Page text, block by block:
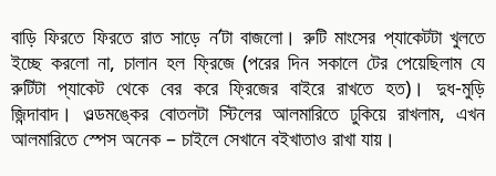
বাড়ি ফিরতে ফিরতে রাত সাড়ে ন’টা বাজলো। রুটি মাংসের প্যাকেটটা খুলতে
ইচ্ছে করলো না, চালান হল ফ্রিজে (পরের দিন সকালে টের পেয়েছিলাম যে
রুটিটা প্যাকেট থেকে বের করে ফ্রিজের বাইরে রাখতে হত)। দুধ-মুড়ি
জিন্দাবাদ। ওল্ডমঙ্কের বোতলটা স্টিলের আলমারিতে ঢুকিয়ে রাখলাম, এখন
আলমারিতে স্পেস অনেক – চাইলে সেখানে বইখাতাও রাখা যায়।